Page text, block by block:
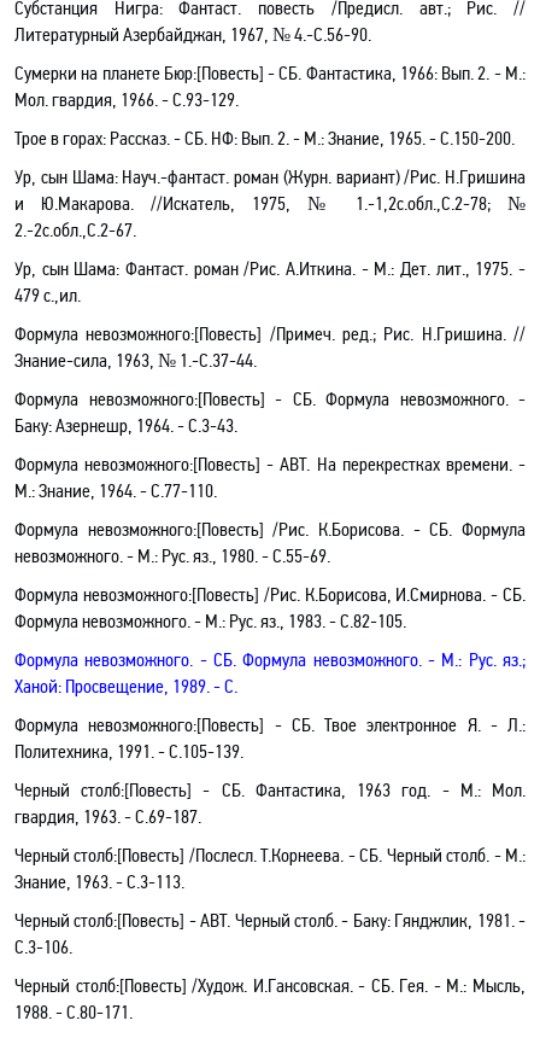
Субстанция Нигра: Фантаст. повесть /Предисл. авт.; Рис. //
Литературный Азербайджан, 1967, № 4.-С.56-90.
Сумерки на планете Бюр:[Повесть] - CБ. Фантастика, 1966: Вып. 2. - М.:
Мол.гвардия, 1966. - С.93-129.
Трое в горах: Рассказ. - СБ. НФ: Вып. 2. - М.: Знание, 1965. - С.150-200.
Ур, сын Шама: Науч.-фантаст. роман (Журн. вариант) /Рис. Н.Гришина
и Ю.Макарова. //Искатель, 1975, № 1.-1,2с.обл.,С.2-78; №
2.-2с.обл.,С.2-67.
Ур, сын Шама: Фантаст. роман /Рис. А.Иткина. - М.: Дет. лит., 1975. -
479 с.,ил.
Формула невозможного:[Повесть] /Примеч. ред.; Рис. Н.Гришина. //
Знание-сила, 1963, № 1.-С.37-44.
Формула невозможного:[Повесть] - CБ. Формула невозможного. -
Баку:Азернешр, 1964. - С.3-43.
Формула невозможного:[Повесть] - АВТ. На перекрестках времени. -
М.: Знание, 1964. - С.77-110.
Формула невозможного:[Повесть] /Рис. К.Борисова. - СБ. Формула
невозможного. - М.: Рус. яз., 1980. - С.55-69.
Формула невозможного:[Повесть] /Рис. К.Борисова, И.Смирнова. - СБ.
Формула невозможного. - М.: Рус. яз., 1983. - С.82-105.
Формуланевозможного. - СБ. Формула невозможного. - М.: Рус. яз.;
Ханой: Просвещение, 1989. - С.
Формула невозможного:[Повесть] - СБ. Твое электронное Я. - Л.:
Политехника, 1991. - С.105-139.
Черный столб:[Повесть] - СБ. Фантастика, 1963 год. - М.: Мол.
гвардия, 1963. - C.69-187.
Черный столб:[Повесть] /Послесл. Т.Корнеева. - СБ. Черный столб. - М.:
Знание, 1963. - С.3-113.
Черный столб:[Повесть] - АВТ. Черный столб. - Баку: Гянджлик, 1981. -
С.3-106.
Черный столб:[Повесть] /Худож. И.Гансовская. - СБ. Гея. - М.: Мысль,
1988. - С.80-171.